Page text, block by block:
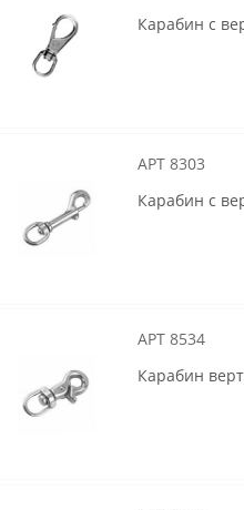
Карабин с
АРТ 8303
Карабин с
АРТ 8534
Карабин